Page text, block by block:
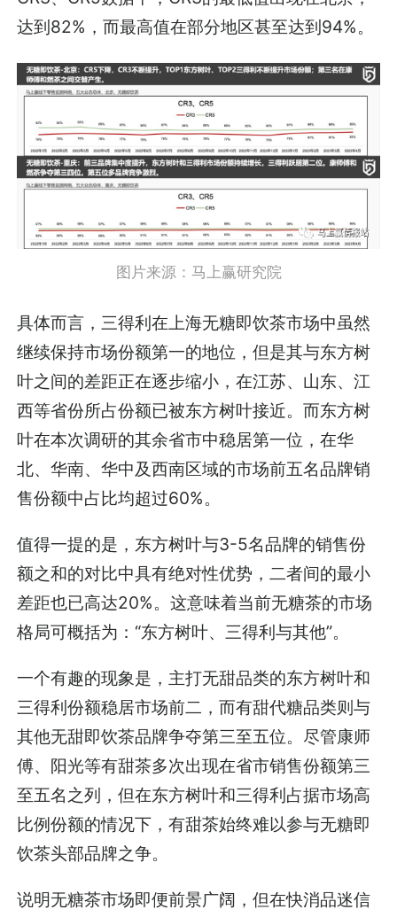
达到82%，而最高值在部分地区甚至达到94%。
图片来源：马上赢研究院
具体而言，三得利在上海无糖即饮茶市场中虽然
继续保持市场份额第一的地位，但是其与东方树
叶之间的差距正在逐步缩小，在江苏、山东、江
西等省份所占份额已被东方树叶接近。而东方树
叶在本次调研的其余省市中稳居第一位，在华
北、华南、华中及西南区域的市场前五名品牌销
售份额中占比均超过60%。
值得一提的是，东方树叶与3-5名品牌的销售份
额之和的对比中具有绝对性优势，二者间的最小
差距也已高达20%。这意味着当前无糖茶的市场
格局可概括为：“东方树叶、三得利与其他”。
一个有趣的现象是，主打无甜品类的东方树叶和
三得利份额稳居市场前二，而有甜代糖品类则与
其他无甜即饮茶品牌争夺第三至五位。尽管康师
傅、阳光等有甜茶多次出现在省市销售份额第三
至五名之列，但在东方树叶和三得利占据市场高
比例份额的情况下，有甜茶始终难以参与无糖即
饮茶头部品牌之争。
说明无糖茶市场即便前景广阔，但在快消品迷信